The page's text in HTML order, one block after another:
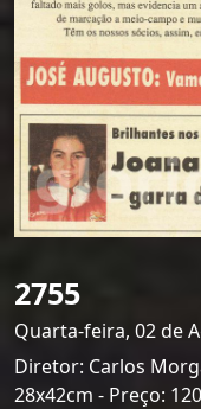
2755
Quarta-feira, 02 de
Diretor: Carlos
28x42cm - Preço: